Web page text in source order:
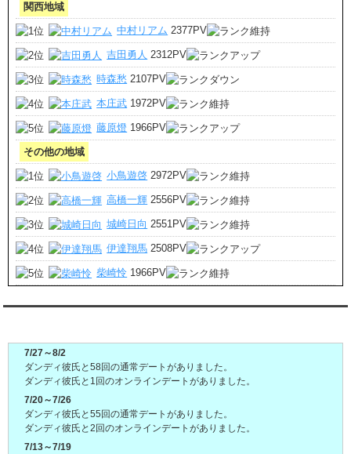
関西地域
中村リアム 2377PV
吉田勇人 2312PV
時森愁 2107PV
本庄武 1972PV
藤原燈 1966PV
その他の地域
小鳥遊啓 2972PV
高橋一輝 2556PV
城崎日向 2551PV
伊達翔馬 2508PV
柴崎怜 1966PV
7/27～8/2
ダンディ彼氏と58回の通常デートがありました。
ダンディ彼氏と1回のオンラインデートがありました。
7/20～7/26
ダンディ彼氏と55回の通常デートがありました。
ダンディ彼氏と2回のオンラインデートがありました。
7/13～7/19